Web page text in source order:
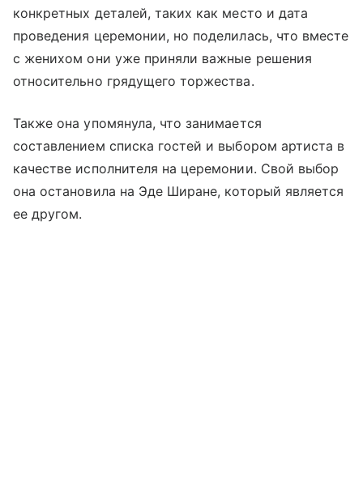
конкретных деталей, таких как место и дата
проведения церемонии, но поделилась, что вместе
с женихом они уже приняли важные решения
относительно грядущего торжества.
Также она упомянула, что занимается
составлением списка гостей и выбором артиста в
качестве исполнителя на церемонии. Свой выбор
она остановила на Эде Ширане, который является
ее другом.